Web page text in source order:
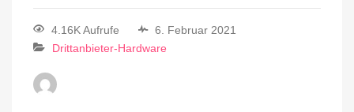
4.16K Aufrufe
6. Februar 2021
Drittanbieter-Hardware